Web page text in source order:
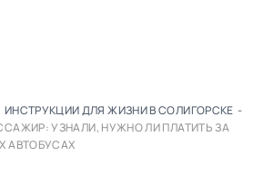
ИНСТРУКЦИИ ДЛЯ ЖИЗНИ В СОЛИГОРСКЕ -
УЗНАЛИ, НУЖНО ЛИ ПЛАТИТЬ ЗА
АВТОБУСАХ